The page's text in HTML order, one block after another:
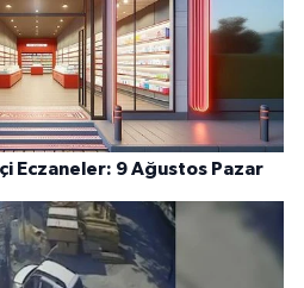
Eczaneler: 9 Ağustos Pazar